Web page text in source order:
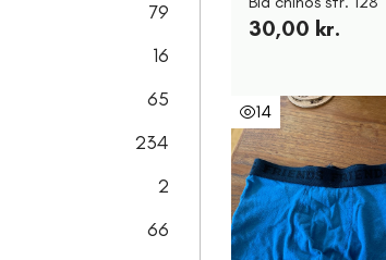
79
16
65
234
2
66
30,00 kr.
14